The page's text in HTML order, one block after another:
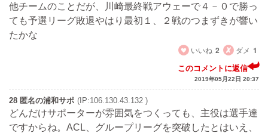
他チームのことだが、川崎最終戦アウェーで４－０で勝っ
ても予選リーグ敗退やはり最初１、２戦のつまずきが響い
たかな
いいね 2 ダメ 1
このコメントに返信
2019年05月22日 20:37
28 匿名の浦和サポ (IP:106.130.43.132 )
どんだけサポーターが雰囲気をつくっても、主役は選手達
ですからね。ACL、グループリーグを突破したとはいえ、